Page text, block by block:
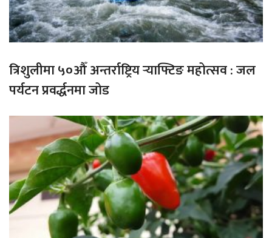
त्रिशुलीमा ५०औँ अन्तर्राष्ट्रिय र्‍याफ्टिङ महोत्सव : जल
पर्यटन प्रवर्द्धनमा जोड